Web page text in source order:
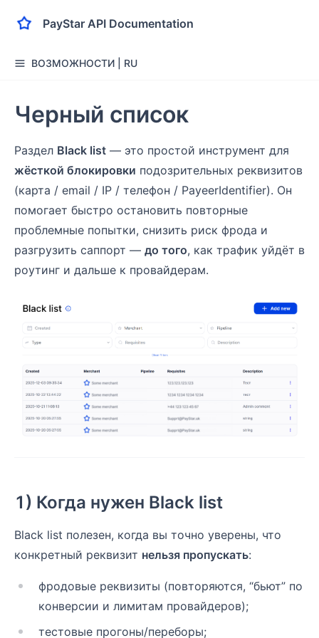
PayStar API Documentation
ВОЗМОЖНОСТИ | RU
Черный список
Раздел Black list — это простой инструмент для
жёсткой блокировки подозрительных реквизитов
(карта / email / IP / телефон / PayeerIdentifier). Он
помогает быстро остановить повторные
проблемные попытки, снизить риск фрода и
разгрузить саппорт — до того, как трафик уйдёт в
роутинг и дальше к провайдерам.
1) Когда нужен Black list
Black list полезен, когда вы точно уверены, что
конкретный реквизит нельзя пропускать:
фродовые реквизиты (повторяются, “бьют” по
конверсии и лимитам провайдеров);
тестовые прогоны/переборы;